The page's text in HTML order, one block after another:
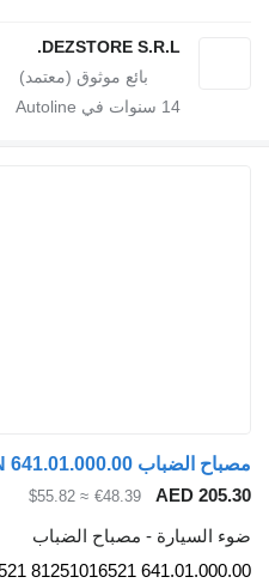
DEZSTORE
سنوات في Autoline
€48.39
≈ $55.82
- مصباح الضباب
641.01.000.00 81251016521 81.25101-6521